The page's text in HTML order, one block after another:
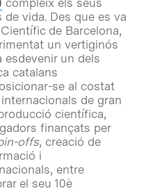
vida. Des que es va
de Barcelona,
un vertiginós
esdevenir un dels
catalans
se al costat
de gran
científica,
finançats per
offs, creació de
i
entre
el seu 10è